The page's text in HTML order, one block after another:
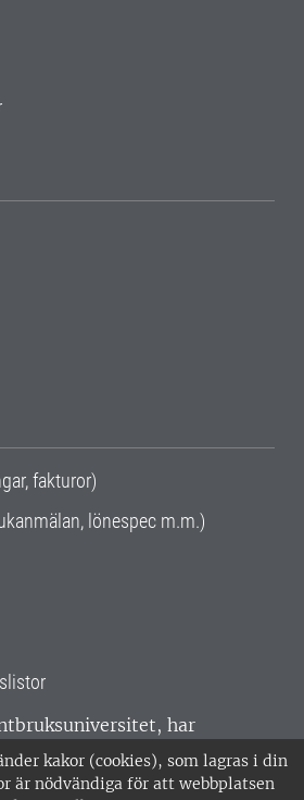
kakor (cookies), som lagras i din
är nödvändiga för att webbplatsen
fakturor)
lönespec m.m.)
har
hela Sverige. Huvudorter är
Umeå.SLU är